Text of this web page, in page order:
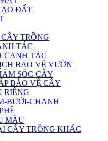
ĐẤT
TRỒNG
TÁC
CANH TÁC
BẢO VỆ VƯỜN
SÓC CÂY
BẢO VỆ CÂY
RIÊNG
BƯỞI-CHANH
MÀU
CÂY TRỒNG KHÁC